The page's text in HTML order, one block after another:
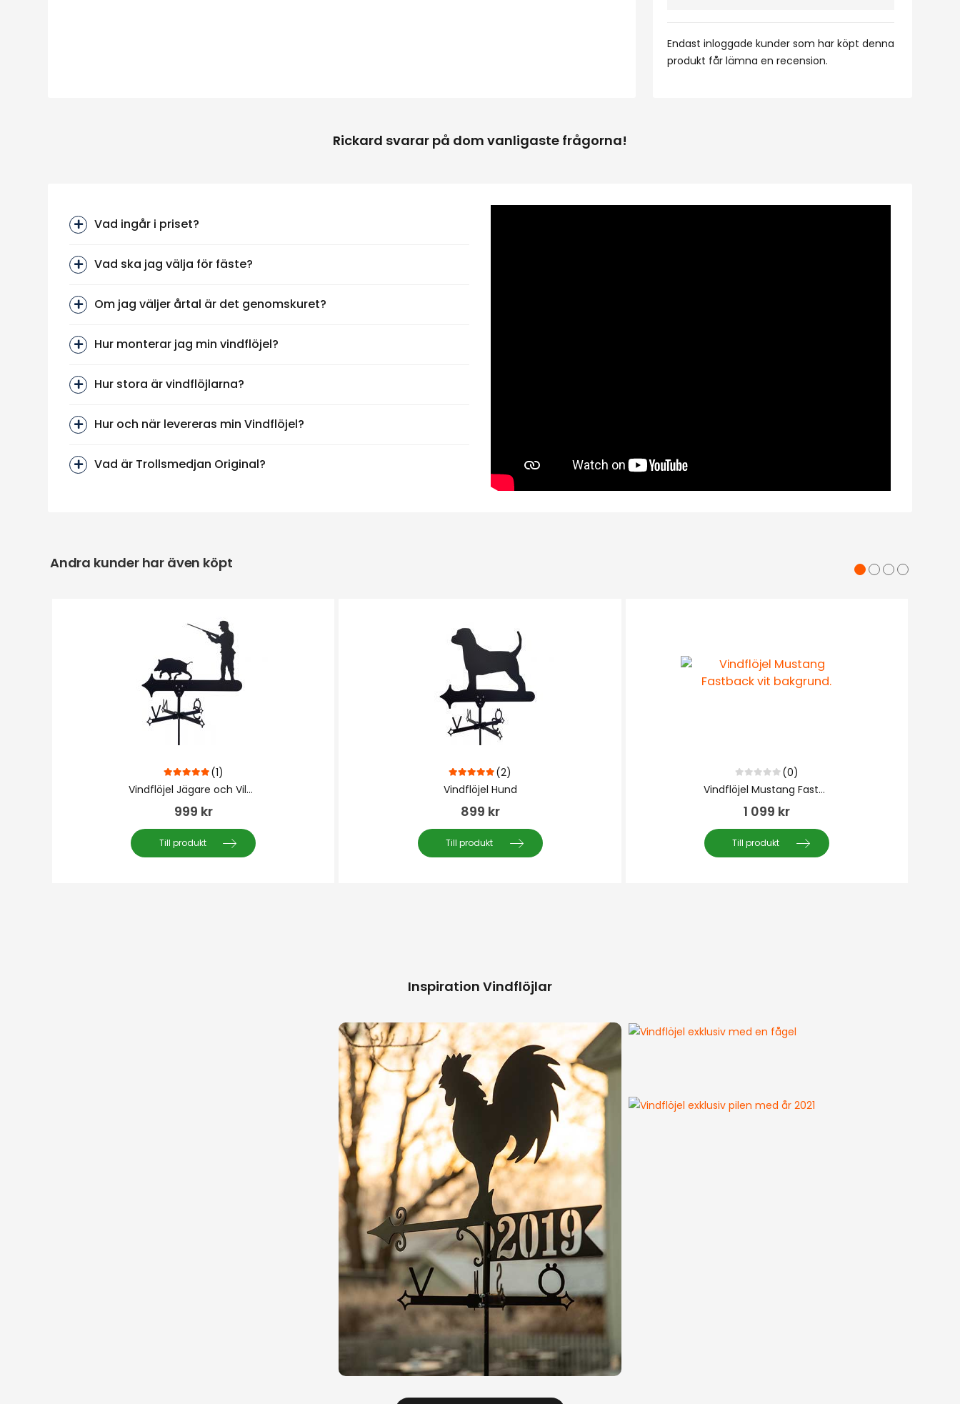
Endast inloggade kunder som har köpt denna
produkt får lämna en recension.
Rickard svarar på dom vanligaste frågorna!
Vad ingår i priset?
Vad ska jag välja för fäste?
Om jag väljer årtal är det genomskuret?
Hur monterar jag min vindflöjel?
Hur stora är vindflöjlarna?
Hur och när levereras min Vindflöjel?
Vad är Trollsmedjan Original?
Andra kunder har även köpt
5.00 out of 5
(1)
Vindflöjel Jägare och Vildsvin
999 kr
Till produkt
5.00out of 5
(2)
Vindflöjel Hund
899 kr
Till produkt
0 out of 5
(0)
Vindflöjel Mustang Fastback
1 099 kr
Till produkt
Inspiration Vindflöjlar